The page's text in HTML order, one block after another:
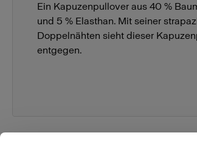
Ein Kapuzenpullover aus 40 %
und 5 % Elasthan. Mit seiner
Doppelnähten sieht dieser
entgegen.